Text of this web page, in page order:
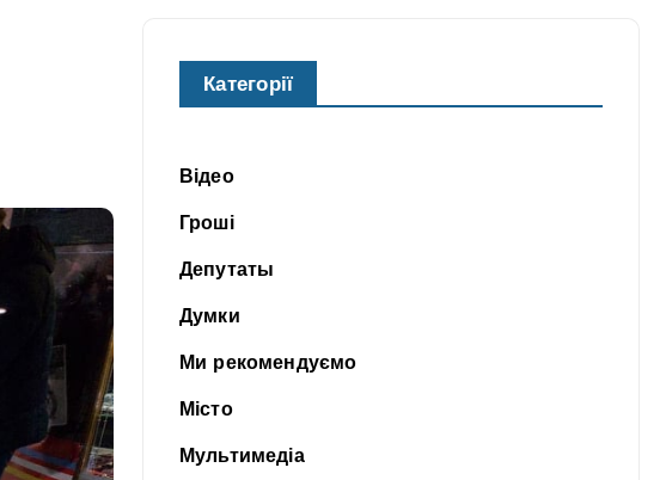
Категорії
Відео
Гроші
Депутаты
Думки
Ми рекомендуємо
Місто
Мультимедіа